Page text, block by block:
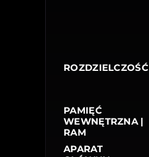
ROZDZIELCZOŚĆ
PAMIĘĆ
WEWNĘTRZNA |
RAM
APARAT